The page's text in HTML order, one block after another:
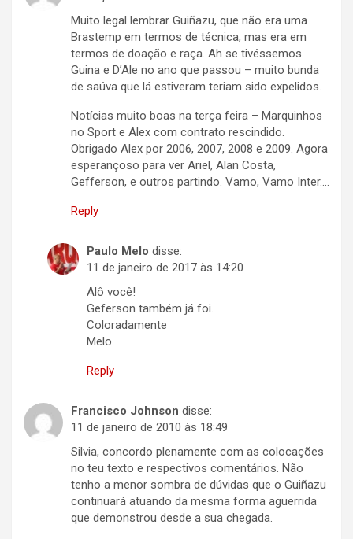
Muito legal lembrar Guiñazu, que não era uma
Brastemp em termos de técnica, mas era em
termos de doação e raça. Ah se tivéssemos
Guina e D’Ale no ano que passou – muito bunda
de saúva que lá estiveram teriam sido expelidos.
Notícias muito boas na terça feira – Marquinhos
no Sport e Alex com contrato rescindido.
Obrigado Alex por 2006, 2007, 2008 e 2009. Agora
esperançoso para ver Ariel, Alan Costa,
Gefferson, e outros partindo. Vamo, Vamo Inter….
Reply
Paulo Melo disse:
11 de janeiro de 2017 às 14:20
Alô você!
Geferson também já foi.
Coloradamente
Melo
Reply
Francisco Johnson disse:
11 de janeiro de 2010 às 18:49
Silvia, concordo plenamente com as colocações
no teu texto e respectivos comentários. Não
tenho a menor sombra de dúvidas que o Guiñazu
continuará atuando da mesma forma aguerrida
que demonstrou desde a sua chegada.